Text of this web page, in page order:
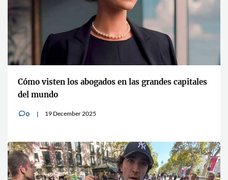
Cómo visten los abogados en las grandes capitales
del mundo
v0 19 December 2025